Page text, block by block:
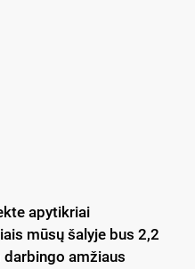
apytikriai
mūsų šalyje bus 2,2
darbingo amžiaus